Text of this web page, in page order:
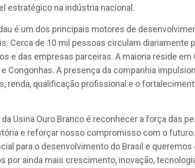
estratégico na indústria nacional.
é um dos principais motores de
Cerca de 10 mil pessoas circulam diariamente
e das empresas parceiras. A maioria reside em
Congonhas. A presença da companhia
renda, qualificação profissional e o
Usina Ouro Branco é reconhecer a força das
e reforçar nosso compromisso com o
para o desenvolvimento do Brasil e
por ainda mais crescimento, inovação,